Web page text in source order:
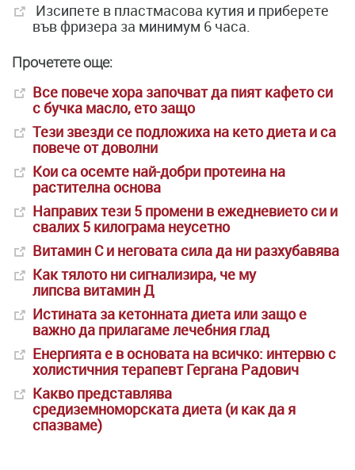
Изсипете в пластмасова кутия и приберете
във фризера за минимум 6 часа.
Прочетете още:
Все повече хора започват да пият кафето си
с бучка масло, ето защо
Тези звезди се подложиха на кето диета и са
повече от доволни
Кои са осемте най-добри протеина на
растителна основа
Направих тези 5 промени в ежедневието си и
свалих 5 килограма неусетно
Витамин С и неговата сила да ни разхубавява
Как тялото ни сигнализира, че му
липсва витамин Д
Истината за кетонната диета или защо е
важно да прилагаме лечебния глад
Енергията е в основата на всичко: интервю с
холистичния терапевт Гергана Радович
Какво представлява
средиземноморската диета (и как да я
спазваме)